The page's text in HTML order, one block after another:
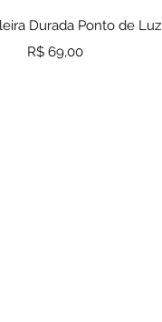
rápida
Durada Ponto de Luz
Preço
R$ 69,00